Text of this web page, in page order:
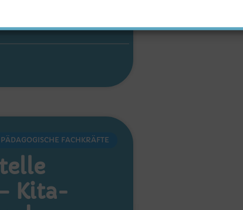
PÄDAGOGISCHE FACHKRÄFTE
Kita-